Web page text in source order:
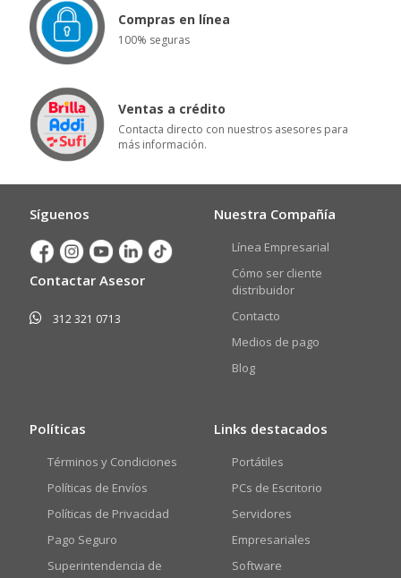
Compras en línea
100% seguras
Ventas a crédito
Contacta directo con nuestros asesores para
más información.
Síguenos
Contactar Asesor
312 321 0713
Nuestra Compañía
Línea Empresarial
Cómo ser cliente
distribuidor
Contacto
Medios de pago
Blog
Políticas
Términos y Condiciones
Políticas de Envíos
Políticas de Privacidad
Pago Seguro
Superintendencia de
Links destacados
Portátiles
PCs de Escritorio
Servidores
Empresariales
Software